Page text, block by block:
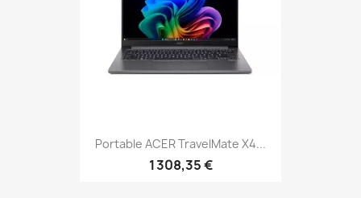
Portable ACER TravelMate X4...
1 308,35 €